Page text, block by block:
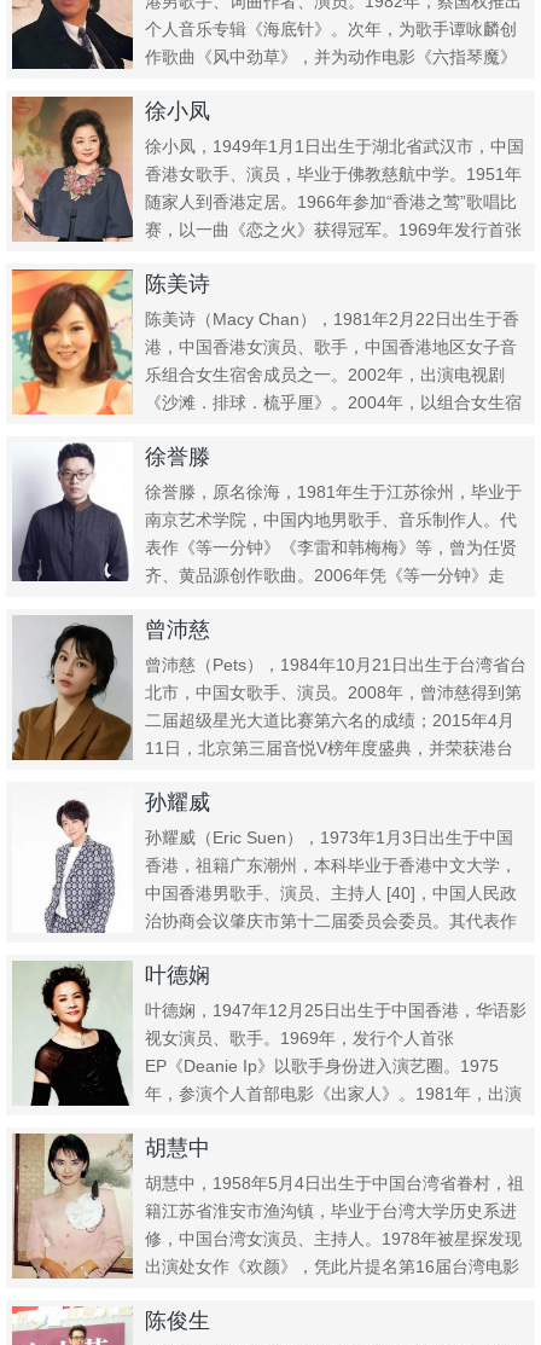
个人音乐专辑《海底针》。次年，为歌手谭咏麟创
作歌曲《风中劲草》，并为动作电影《六指琴魔》
徐小凤
徐小凤，1949年1月1日出生于湖北省武汉市，中国
香港女歌手、演员，毕业于佛教慈航中学。1951年
随家人到香港定居。1966年参加“香港之莺”歌唱比
赛，以一曲《恋之火》获得冠军。1969年发行首张
陈美诗
陈美诗（Macy Chan），1981年2月22日出生于香
港，中国香港女演员、歌手，中国香港地区女子音
乐组合女生宿舍成员之一。2002年，出演电视剧
《沙滩．排球．梳乎厘》。2004年，以组合女生宿
徐誉滕
徐誉滕，原名徐海，1981年生于江苏徐州，毕业于
南京艺术学院，中国内地男歌手、音乐制作人。代
表作《等一分钟》《李雷和韩梅梅》等，曾为任贤
齐、黄品源创作歌曲。2006年凭《等一分钟》走
曾沛慈
曾沛慈（Pets），1984年10月21日出生于台湾省台
北市，中国女歌手、演员。2008年，曾沛慈得到第
二届超级星光大道比赛第六名的成绩；2015年4月
11日，北京第三届音悦V榜年度盛典，并荣获港台
孙耀威
孙耀威（Eric Suen），1973年1月3日出生于中国
香港，祖籍广东潮州，本科毕业于香港中文大学，
中国香港男歌手、演员、主持人 [40]，中国人民政
治协商会议肇庆市第十二届委员会委员。其代表作
叶德娴
叶德娴，1947年12月25日出生于中国香港，华语影
视女演员、歌手。1969年，发行个人首张
EP《Deanie Ip》以歌手身份进入演艺圈。1975
年，参演个人首部电影《出家人》。1981年，出演
胡慧中
胡慧中，1958年5月4日出生于中国台湾省眷村，祖
籍江苏省淮安市渔沟镇，毕业于台湾大学历史系进
修，中国台湾女演员、主持人。1978年被星探发现
出演处女作《欢颜》，凭此片提名第16届台湾电影
陈俊生